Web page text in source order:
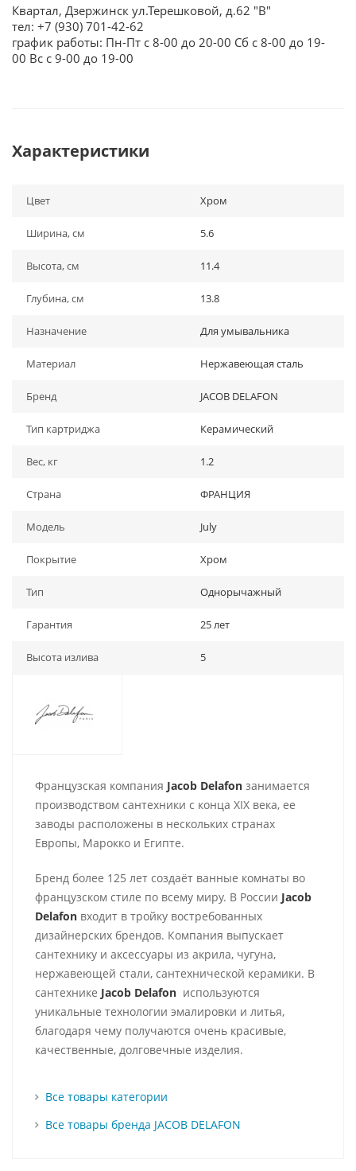
Квартал, Дзержинск ул.Терешковой, д.62 "В"
тел: +7 (930) 701-42-62
график работы: Пн-Пт с 8-00 до 20-00 Сб с 8-00 до 19-
00 Вс с 9-00 до 19-00
Характеристики
Цвет Хром
Ширина, см 5.6
Высота, см 11.4
Глубина, см 13.8
Назначение Для умывальника
Материал Нержавеющая сталь
Бренд JACOB DELAFON
Тип картриджа Керамический
Вес, кг 1.2
Страна ФРАНЦИЯ
Модель July
Покрытие Хром
Тип Однорычажный
Гарантия 25 лет
Высота излива 5
Французская компания Jacob Delafon занимается
производством сантехники с конца ХІХ века, ее
заводы расположены в нескольких странах
Европы, Марокко и Египте.
Бренд более 125 лет создаёт ванные комнаты во
французском стиле по всему миру. В России Jacob
Delafon входит в тройку востребованных
дизайнерских брендов. Компания выпускает
сантехнику и аксессуары из акрила, чугуна,
нержавеющей стали, сантехнической керамики. В
сантехнике Jacob Delafon используются
уникальные технологии эмалировки и литья,
благодаря чему получаются очень красивые,
качественные, долговечные изделия.
Все товары категории
Все товары бренда JACOB DELAFON